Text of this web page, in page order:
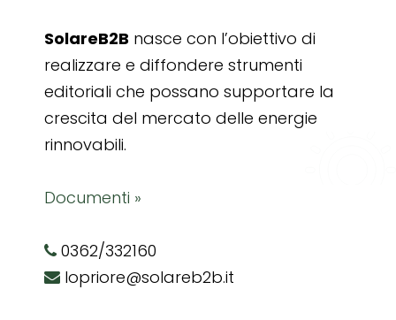
SolareB2B nasce con l’obiettivo di
realizzare e diffondere strumenti
editoriali che possano supportare la
crescita del mercato delle energie
rinnovabili.
Documenti »
0362/332160
lopriore@solareb2b.it